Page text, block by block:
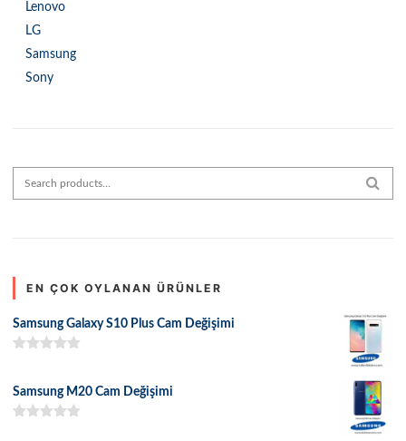
Lenovo
LG
Samsung
Sony
Search for:
EN ÇOK OYLANAN ÜRÜNLER
Samsung Galaxy S10 Plus Cam Değişimi
Samsung M20 Cam Değişimi